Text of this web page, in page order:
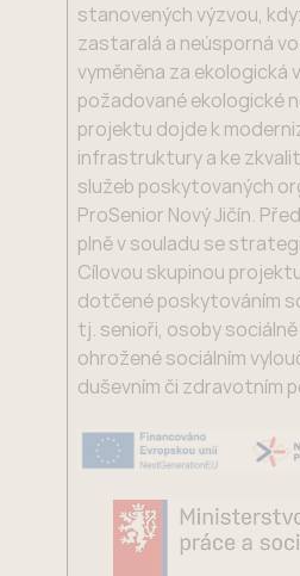
stanovených výzvou,
zastaralá a neúsporná
vyměněna za ekologická
požadované ekologické
projektu dojde k
infrastruktury a ke
služeb poskytovaných
ProSenior Nový Jičín.
plně v souladu se
Cílovou skupinou
dotčené poskytováním
tj. senioři, osoby
ohrožené sociálním
duševním či zdravotním